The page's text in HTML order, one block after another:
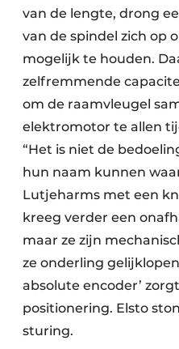
van de lengte, drong
van de spindel zich op
mogelijk te houden.
zelfremmende
om de raamvleugel
elektromotor te allen
“Het is niet de
hun naam kunnen
Lutjeharms met een
kreeg verder een
maar ze zijn
ze onderling
absolute encoder’
positionering. Elsto
sturing.